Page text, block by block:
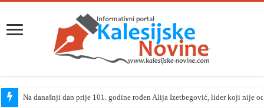
Na današnji dan prije 101. godine rođen Alija Izetbegović, lider koji nije